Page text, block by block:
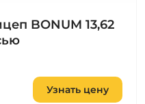
BONUM 13,62
Узнать цену